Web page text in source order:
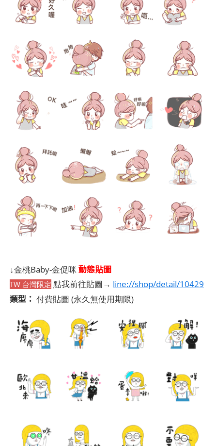
↓金桃Baby-金促咪 動態貼圖
TW 台灣限定 點我前往貼圖→ line://shop/detail/10429
類型： 付費貼圖 (永久無使用期限)